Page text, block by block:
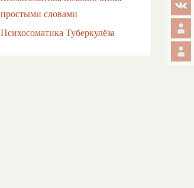
простыми словами
Психосоматика Туберкулёза